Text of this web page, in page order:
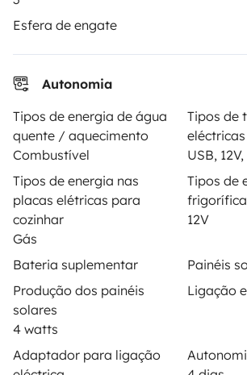
Esfera de engate
Autonomia
Tipos de energia de água
quente / aquecimento
Combustível
Tipos de
eléctricas
USB,
Tipos de energia nas
placas elétricas para
cozinhar
Gás
Tipos de
frigorífica
12V
Bateria suplementar
Painéis
Produção dos painéis
solares
4 watts
Ligação
Adaptador para ligação
Ajuda proprietário
Modos de pagamento seguros
Pagamento em prestações
O blog
Confidencialidade